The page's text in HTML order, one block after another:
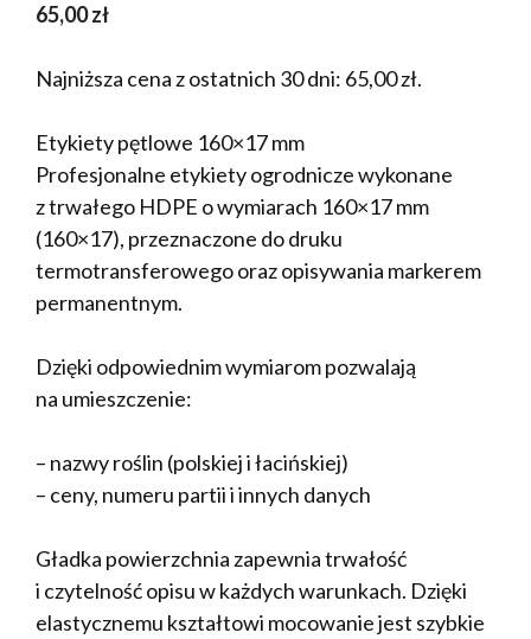
65,00zł
Najniższa cena z ostatnich 30 dni: 65,00zł.
Etykiety pętlowe 160×17 mm
Profesjonalne etykiety ogrodnicze wykonane
z trwałego HDPE o wymiarach 160×17 mm
(160×17), przeznaczone do druku
termotransferowego oraz opisywania markerem
permanentnym.
Dzięki odpowiednim wymiarom pozwalają
na umieszczenie:
– nazwy roślin (polskiej i łacińskiej)
– ceny, numeru partii i innych danych
Gładka powierzchnia zapewnia trwałość
i czytelność opisu w każdych warunkach. Dzięki
elastycznemu kształtowi mocowanie jest szybkie